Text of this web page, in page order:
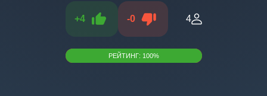
+4 -0 4
РЕЙТИНГ: 100%